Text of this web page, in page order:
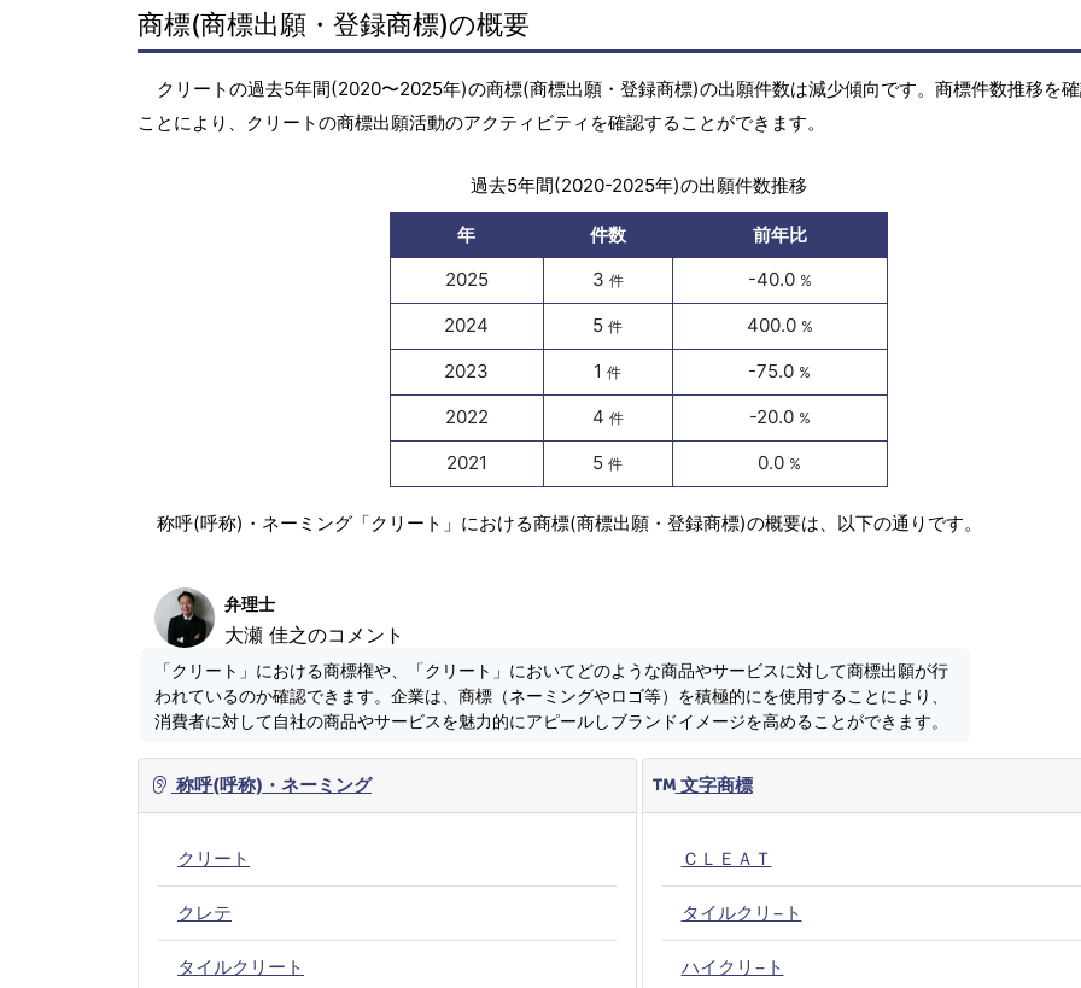
商標(商標出願・登録商標)の概要
クリートの過去5年間(2020〜2025年)の商標(商標出願・登録商標)の出願件数は減少傾向です。商標件数推移を
ことにより、クリートの商標出願活動のアクティビティを確認することができます。
過去5年間(2020-2025年)の出願件数推移
年 件数
前年比
2025
3 件 -40.0 %
2024 5件 400.0 %
2023 1件 -75.0 %
2022 4 件 -20.0 %
2021 5件 0.0 %
称呼(呼称)・ネーミング「クリート」における商標(商標出願・登録商標)の概要は、以下の通りです。
弁理士
大瀬 佳之のコメント
「クリート」における商標権や、「クリート」においてどのような商品やサービスに対して商標出願が行
われているのか確認できます。企業は、商標（ネーミングやロゴ等）を積極的にを使用することにより、
消費者に対して自社の商品やサービスを魅力的にアピールしブランドイメージを高めることができます。
称呼(呼称)・ネーミング
クリート
クレテ
タイルクリート
文字商標
ＣＬＥＡＴ
タイルクリ−ト
ハイクリ−ト